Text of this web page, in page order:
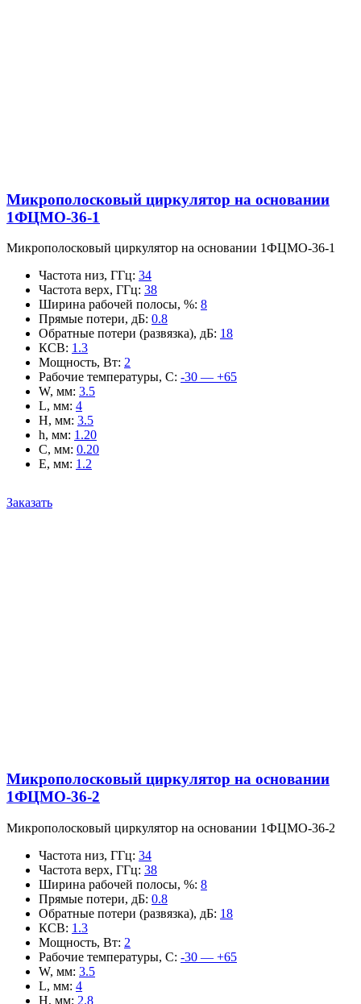
Микрополосковый циркулятор на основании
1ФЦМО-36-1
Микрополосковый циркулятор на основании 1ФЦМО-36-1
Частота низ, ГГц: 34
Частота верх, ГГц: 38
Ширина рабочей полосы, %: 8
Прямые потери, дБ: 0.8
Обратные потери (развязка), дБ: 18
КСВ: 1.3
Мощность, Вт: 2
Рабочие температуры, С: -30 — +65
W, мм: 3.5
L, мм: 4
H, мм: 3.5
h, мм: 1.20
C, мм: 0.20
E, мм: 1.2
Заказать
Микрополосковый циркулятор на основании
1ФЦМО-36-2
Микрополосковый циркулятор на основании 1ФЦМО-36-2
Частота низ, ГГц: 34
Частота верх, ГГц: 38
Ширина рабочей полосы, %: 8
Прямые потери, дБ: 0.8
Обратные потери (развязка), дБ: 18
КСВ: 1.3
Мощность, Вт: 2
Рабочие температуры, С: -30 — +65
W, мм: 3.5
L, мм: 4
H, мм: 2.8